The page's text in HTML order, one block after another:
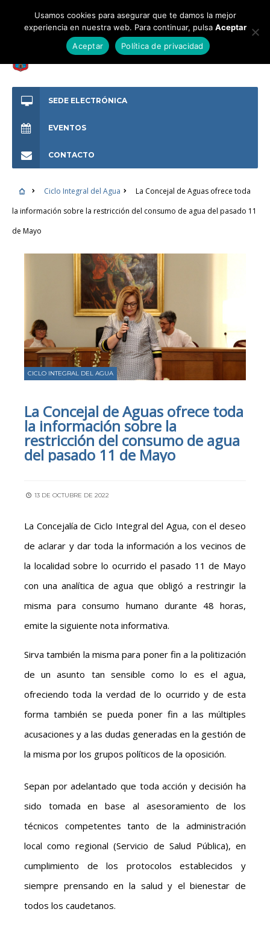
SEDE ELECTRÓNICA
EVENTOS
CONTACTO
Ciclo Integral del Agua
La Concejal de Aguas ofrece toda
la información sobre la restricción del consumo de agua del pasado 11
de Mayo
CICLO INTEGRAL DEL AGUA
La Concejal de Aguas ofrece toda
la información sobre la
restricción del consumo de agua
del pasado 11 de Mayo
13 DE OCTUBRE DE 2022
La Concejalía de Ciclo Integral del Agua, con el deseo
de aclarar y dar toda la información a los vecinos de
la localidad sobre lo ocurrido el pasado 11 de Mayo
con una analítica de agua que obligó a restringir la
misma para consumo humano durante 48 horas,
emite la siguiente nota informativa.
Sirva también la misma para poner fin a la politización
de un asunto tan sensible como lo es el agua,
ofreciendo toda la verdad de lo ocurrido y de esta
forma también se pueda poner fin a las múltiples
acusaciones y a las dudas generadas en la gestión de
la misma por los grupos políticos de la oposición.
Sepan por adelantado que toda acción y decisión ha
sido tomada en base al asesoramiento de los
técnicos competentes tanto de la administración
local como regional (Servicio de Salud Pública), en
cumplimiento de los protocolos establecidos y
siempre prensando en la salud y el bienestar de
todos los caudetanos.
Usamos cookies para asegurar que te damos la mejor
experiencia en nuestra web. Para continuar, pulsa Aceptar
Aceptar
Política de privacidad